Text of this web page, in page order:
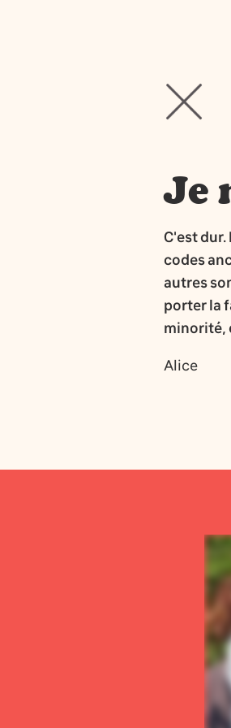
Je
C'est
codes
autres
porter la
minorité,
Alice